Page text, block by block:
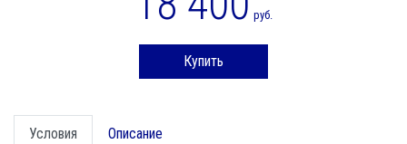
руб.
Купить
Условия Описание